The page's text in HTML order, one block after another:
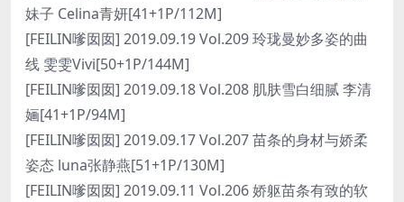
妹子 Celina青妍[41+1P/112M]
[FEILIN嗲囡囡] 2019.09.19 Vol.209 玲珑曼妙多姿的曲
线 雯雯Vivi[50+1P/144M]
[FEILIN嗲囡囡] 2019.09.18 Vol.208 肌肤雪白细腻 李清
婳[41+1P/94M]
[FEILIN嗲囡囡] 2019.09.17 Vol.207 苗条的身材与娇柔
姿态 luna张静燕[51+1P/130M]
[FEILIN嗲囡囡] 2019.09.11 Vol.206 娇躯苗条有致的软